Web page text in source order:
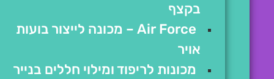
בקצף
Air Force – מכונה לייצור בועות
אויר
מכונות לריפוד ומילוי חללים בנייר